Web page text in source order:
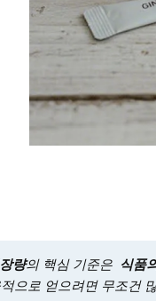
량의 핵심 기준은 식품
으로 얻으려면 무조건